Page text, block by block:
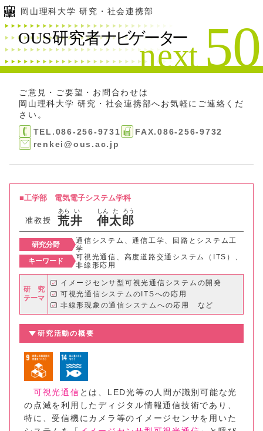
岡山理科大学 研究・社会連携部
ご意見・ご要望・お問合わせは
岡山理科大学 研究・社会連携部へお気軽にご連絡くだ
さい。
TEL.086-256-9731
FAX.086-256-9732
renkei@ous.ac.jp
工学部 電気電子システム学科
准教授 荒
あら
井
い
伸
しん
太
た
郎
ろう
研究分野
通信システム、通信工学、回路とシステム工
学
キーワード
可視光通信、高度道路交通システム（ITS）、
非線形応用
研 究
テーマ
イメージセンサ型可視光通信システムの開発
可視光通信システムのITSへの応用
非線形現象の通信システムへの応用 など
研究活動の概要
可視光通信 とは、LED光等の人間が識別可能な光
の点滅を利用したディジタル情報通信技術であり、
特に、受信機にカメラ等のイメージセンサを用いた